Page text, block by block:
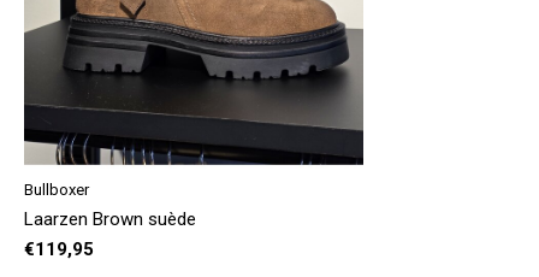
Bullboxer
Laarzen Brown suède
€119,95